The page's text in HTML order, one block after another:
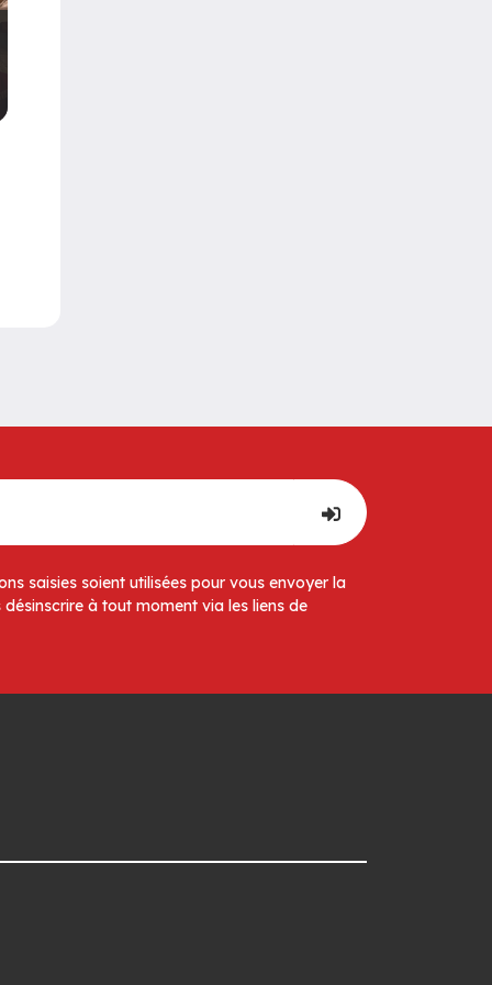
saisies soient utilisées pour vous envoyer la
à tout moment via les liens de